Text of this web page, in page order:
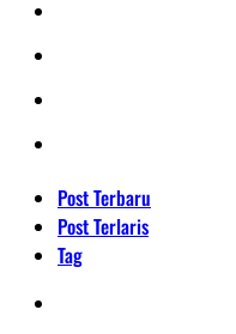
Post Terbaru
Post Terlaris
Tag